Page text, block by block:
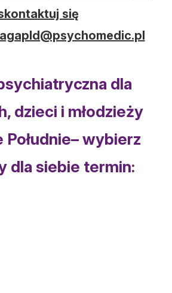
się
dla
dzieci i młodzieży
Południe– wybierz
dla siebie termin: